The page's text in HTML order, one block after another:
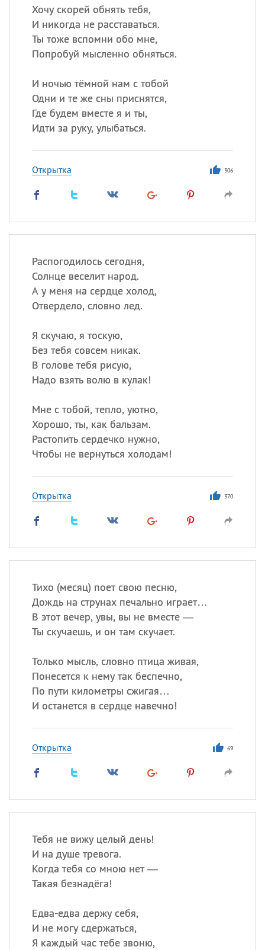
Хочу скорей обнять тебя,
И никогда не расставаться.
Ты тоже вспомни обо мне,
Попробуй мысленно обняться.
И ночью тёмной нам с тобой
Одни и те же сны приснятся,
Где будем вместе я и ты,
Идти за руку, улыбаться.
Открытка 306
Распогодилось сегодня,
Солнце веселит народ.
А у меня на сердце холод,
Отвердело, словно лед.
Я скучаю, я тоскую,
Без тебя совсем никак.
В голове тебя рисую,
Надо взять волю в кулак!
Мне с тобой, тепло, уютно,
Хорошо, ты, как бальзам.
Растопить сердечко нужно,
Чтобы не вернуться холодам!
Открытка 370
Тихо (месяц) поет свою песню,
Дождь на струнах печально играет…
В этот вечер, увы, вы не вместе —
Ты скучаешь, и он там скучает.
Только мысль, словно птица живая,
Понесется к нему так беспечно,
По пути километры сжигая…
И останется в сердце навечно!
Открытка 69
Тебя не вижу целый день!
И на душе тревога.
Когда тебя со мною нет —
Такая безнадёга!
Едва-едва держу себя,
И не могу сдержаться,
Я каждый час тебе звоню,